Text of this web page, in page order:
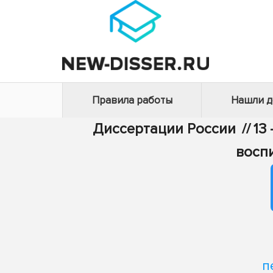
Правила работы Нашли
Диссертации России //13